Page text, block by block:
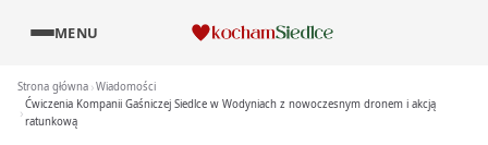
MENU
Strona główna Wiadomości
Ćwiczenia Kompanii Gaśniczej Siedlce w Wodyniach z nowoczesnym dronem i akcją
ratunkową